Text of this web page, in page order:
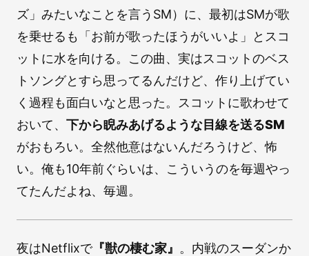
ズ」みたいなことを言うSM）に、最初はSMが歌
を乗せるも「お前が歌ったほうがいいよ」とスコ
ットに水を向ける。この曲、実はスコットのベス
トソングとすら思ってるんだけど、作り上げてい
く過程も面白いなと思った。スコットに歌わせて
おいて、 下から睨みあげるような目線を送るSM
がおもろい。全然他意はないんだろうけど、怖
い。俺も10年前ぐらいは、こういうのを毎週やっ
てたんだよね、毎週。
夜はNetflixで『獣の棲む家』 。内戦のスーダンか